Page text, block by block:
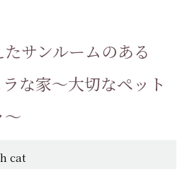
サンルームのある
な家～大切なペット
～
cat